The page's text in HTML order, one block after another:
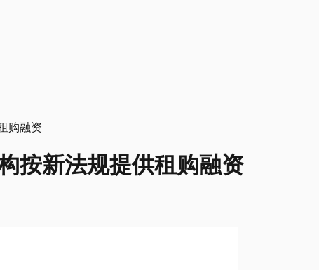
按新法规提供租购融资